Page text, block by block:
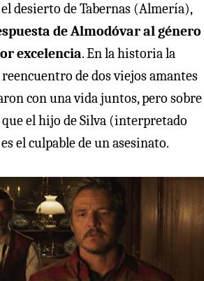
desierto de Tabernas (Almería),
de Almodóvar al género
excelencia. En la historia la
de dos viejos amantes
con una vida juntos, pero sobre
que el hijo de Silva (interpretado
el culpable de un asesinato.